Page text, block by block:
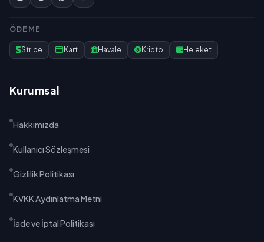
ÖDEME
Stripe Kart Havale Kripto Heleket
Kurumsal
Hakkımızda
Kullanıcı Sözleşmesi
Gizlilik Politikası
KVKK Aydınlatma Metni
İade ve İptal Politikası